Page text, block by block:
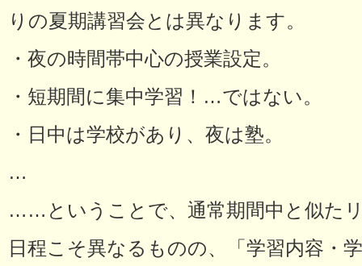
りの夏期講習会とは異なります。
・夜の時間帯中心の授業設定。
・短期間に集中学習！…ではない。
・日中は学校があり、夜は塾。
…
……ということで、通常期間中と似た
日程こそ異なるものの、「学習内容・